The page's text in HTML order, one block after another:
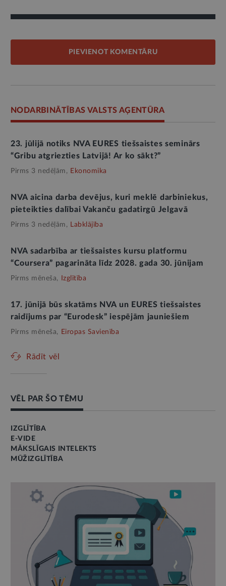
PIEVIENOT KOMENTĀRU
NODARBINĀTĪBAS VALSTS AĢENTŪRA
23. jūlijā notiks NVA EURES tiešsaistes seminārs
“Gribu atgriezties Latvijā! Ar ko sākt?”
Pirms 3 nedēļām, Ekonomika
NVA aicina darba devējus, kuri meklē darbiniekus,
pieteikties dalībai Vakanču gadatirgū Jelgavā
Pirms 3 nedēļām, Labklājība
NVA sadarbība ar tiešsaistes kursu platformu
“Coursera” pagarināta līdz 2028. gada 30. jūnijam
Pirms mēneša, Izglītība
17. jūnijā būs skatāms NVA un EURES tiešsaistes
raidījums par “Eurodesk” iespējām jauniešiem
Pirms mēneša, Eiropas Savienība
Rādīt vēl
VĒL PAR ŠO TĒMU
IZGLĪTĪBA
E-VIDE
MĀKSLĪGAIS INTELEKTS
MŪŽIZGLĪTĪBA